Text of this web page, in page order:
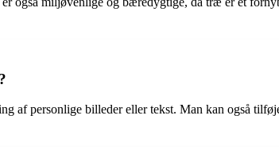
af personlige billeder eller tekst. Man kan også